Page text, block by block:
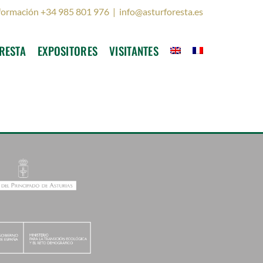
+34 985 801 976 | info@asturforesta.es
EXPOSITORES VISITANTES